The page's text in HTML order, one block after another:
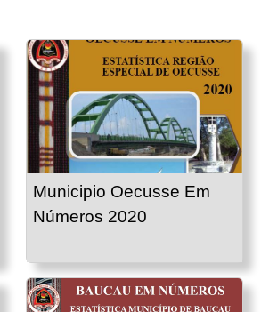
Municipio Oecusse Em
Números 2020